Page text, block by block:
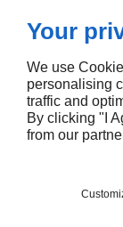
À PROPOS
Accueil
Contactez-
Mentions
Plan du site
Your
We use
personalising
traffic and
By clicking "I
from our